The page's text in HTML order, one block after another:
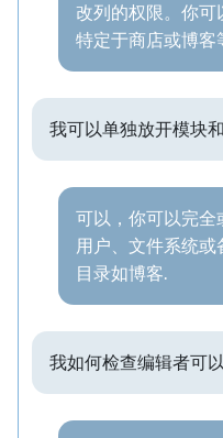
改列的权限。你
特定于商店或博客
我可以单独放开模块
可以，你可以完全
用户、文件系统或
目录如博客.
我如何检查编辑者可